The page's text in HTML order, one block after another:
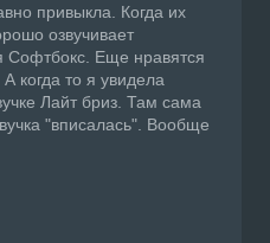
привыкла. Когда их
озвучивает
Софтбокс. Еще нравятся
когда то я увидела
Лайт бриз. Там сама
"вписалась". Вообще